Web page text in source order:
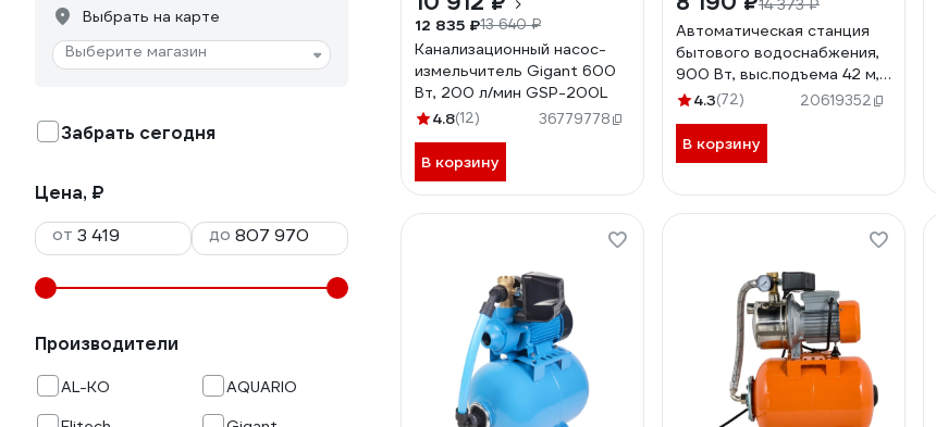
Выбрать на карте
Выберите магазин
Забрать сегодня
Цена, ₽
от
до
Производители
AL-KO
AQUARIO
12 835 ₽13 640 ₽
Канализационный насос-
измельчитель Gigant 600
Вт, 200 л/мин GSP-200L
4.8(12) 36779778
В корзину
14 373 ₽
Автоматическая станция
бытового водоснабжения,
900 Вт, выс.подъема 42 м,
Gigant GP-11
4.3(72) 20619352
В корзину